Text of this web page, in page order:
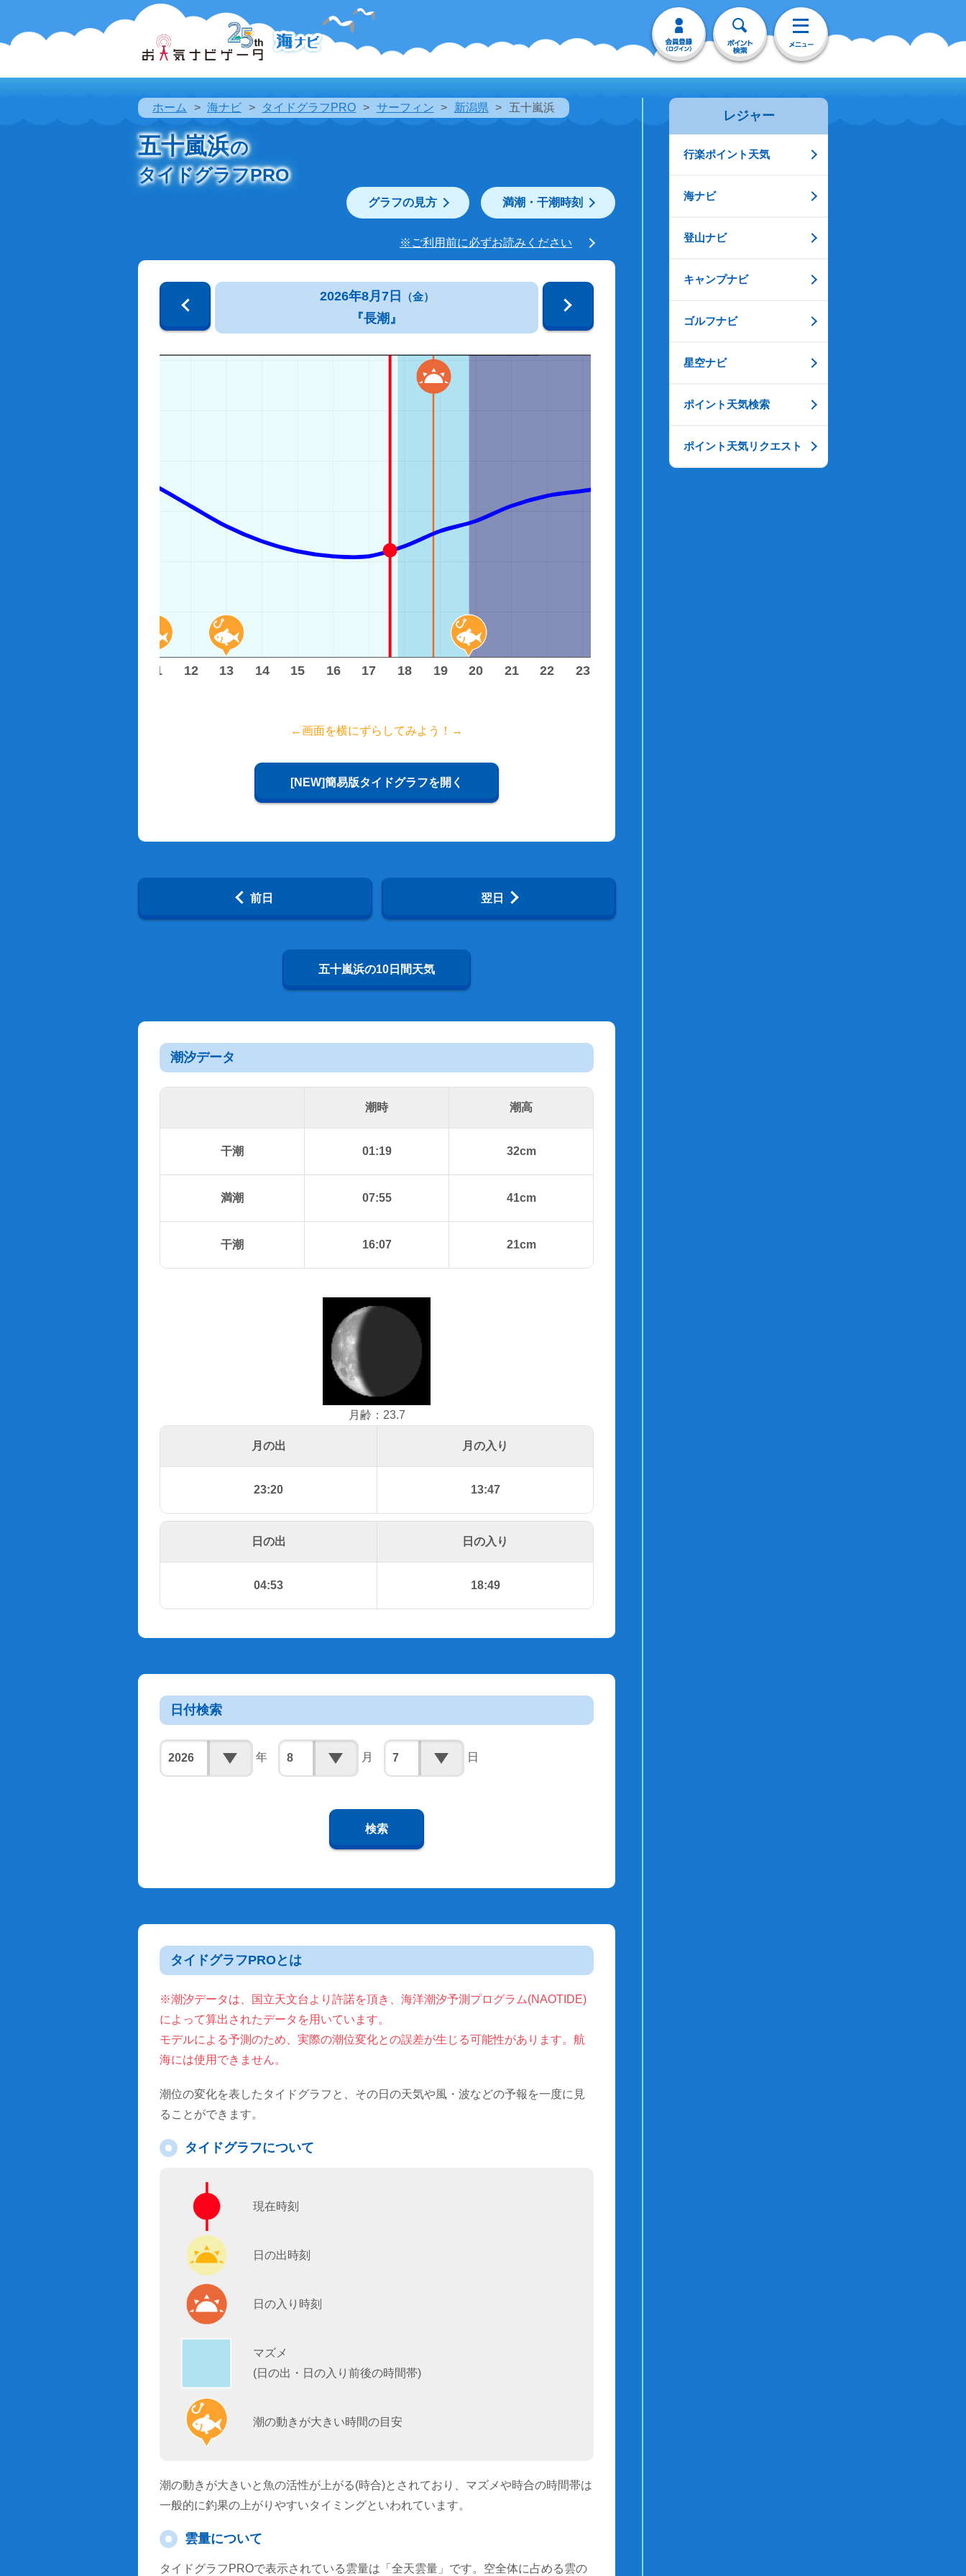
ホーム 海ナビ タイドグラフPRO サーフィン 新潟県 五十嵐浜
五十嵐浜の
タイドグラフPRO
グラフの見方 満潮・干潮時刻
※ご利用前に必ずお読みください
2026年8月7日 （金）
『長潮』
11 12 13 14 15 16 17 18 19 20 21 22 23
←画面を横にずらしてみよう！→
[NEW]簡易版タイドグラフを開く
前日 翌日
五十嵐浜の10日間天気
潮汐データ
潮時 潮高
干潮 01:19 32cm
満潮 07:55 41cm
干潮 16:07 21cm
月齢：23.7
月の出 月の入り
23:20 13:47
日の出 日の入り
04:53 18:49
日付検索
年 月 日
検索
タイドグラフPROとは
※潮汐データは、国立天文台より許諾を頂き、海洋潮汐予測プログラム(NAOTIDE)
によって算出されたデータを用いています。
モデルによる予測のため、実際の潮位変化との誤差が生じる可能性があります。航
海には使用できません。
潮位の変化を表したタイドグラフと、その日の天気や風・波などの予報を一度に見
ることができます。
タイドグラフについて
現在時刻
日の出時刻
日の入り時刻
マズメ
(日の出・日の入り前後の時間帯)
潮の動きが大きい時間の目安
潮の動きが大きいと魚の活性が上がる(時合)とされており、マズメや時合の時間帯は
一般的に釣果の上がりやすいタイミングといわれています。
雲量について
タイドグラフPROで表示されている雲量は「全天雲量」です。空全体に占める雲の
レジャー
行楽ポイント天気
海ナビ
登山ナビ
キャンプナビ
ゴルフナビ
星空ナビ
ポイント天気検索
ポイント天気リクエスト